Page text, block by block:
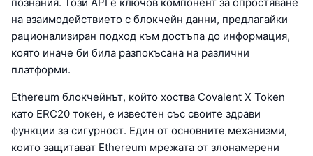
на взаимодействието с блокчейн данни, предлагайки
рационализиран подход към достъпа до информация,
която иначе би била разпокъсана на различни
платформи.
Ethereum блокчейнът, който хоства Covalent X Token
като ERC20 токен, е известен със своите здрави
функции за сигурност. Един от основните механизми,
които защитават Ethereum мрежата от злонамерени